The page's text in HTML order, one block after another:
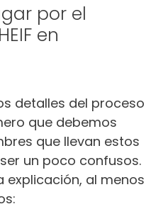
por el
en
detalles del proceso
que debemos
que llevan estos
un poco confusos.
explicación, al menos